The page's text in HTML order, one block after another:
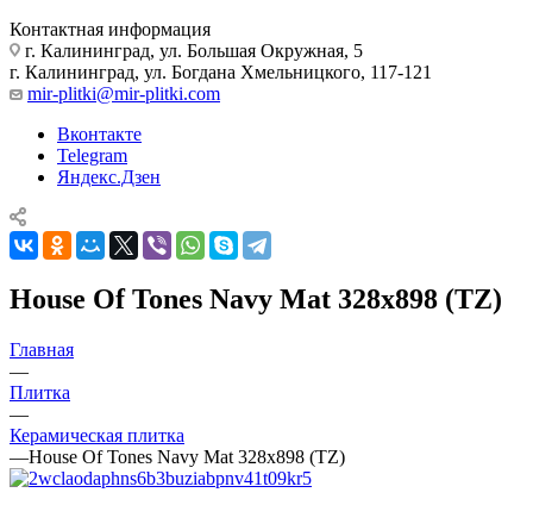
Контактная информация
г. Калининград, ул. Большая Окружная, 5
г. Калининград, ул. Богдана Хмельницкого, 117-121
mir-plitki@mir-plitki.com
Вконтакте
Telegram
Яндекс.Дзен
House Of Tones Navy Mat 328x898 (TZ)
Главная
—
Плитка
—
Керамическая плитка
—House Of Tones Navy Mat 328x898 (TZ)